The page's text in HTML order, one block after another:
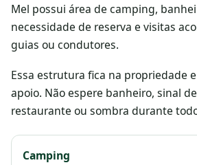
Mel possui área de camping,
necessidade de reserva e visitas
guias ou condutores.
Essa estrutura fica na propriedade
apoio. Não espere banheiro, sinal
restaurante ou sombra durante
Camping